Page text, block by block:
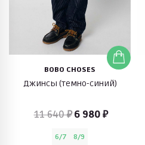
BOBO CHOSES
Джинсы (темно-синий)
11 640 ₽ 6 980 ₽
6/7 8/9